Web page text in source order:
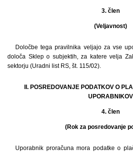
3. člen
(Veljavnost)
Določbe tega pravilnika veljajo za vse
določa Sklep o subjektih, za katere velja
sektorju (Uradni list RS, št. 115/02).
II. POSREDOVANJE PODATKOV O
UPORABNIKOV
4. člen
(Rok za posredovanje
Uporabnik proračuna mora podatke o